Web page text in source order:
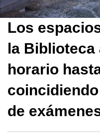
Los
la Biblioteca
horario
de